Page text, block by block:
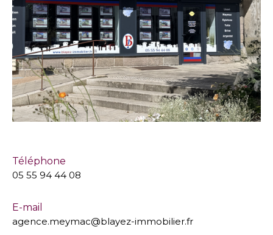
Téléphone
05 55 94 44 08
E-mail
agence.meymac@blayez-immobilier.fr